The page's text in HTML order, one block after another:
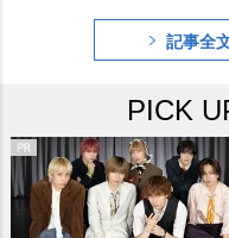
記事全
PICK